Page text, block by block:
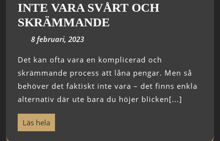
INTE VARA SVÅRT OCH
SKRÄMMANDE
8 februari, 2023
Det kan ofta vara en komplicerad och
skrämmande process att låna pengar. Men så
behöver det faktiskt inte vara – det finns enkla
alternativ där ute bara du höjer blicken[...]
Läs hela